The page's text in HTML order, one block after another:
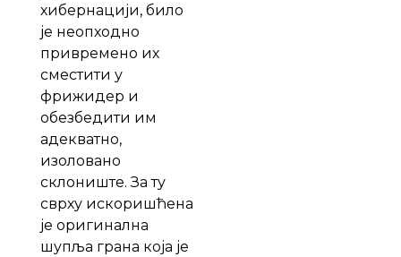
хибернацији, било
је неопходно
привремено их
сместити у
фрижидер и
обезбедити им
адекватно,
изоловано
склониште. За ту
сврху искоришћена
је оригинална
шупља грана која је